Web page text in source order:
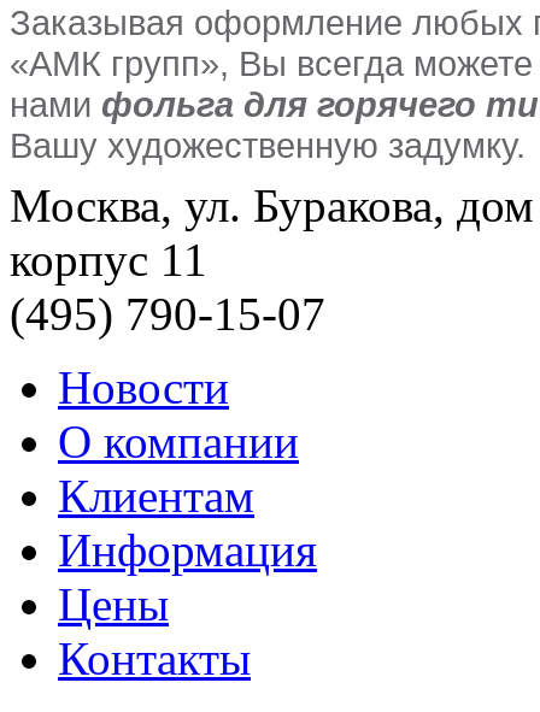
Заказывая оформление любых
«АМК групп», Вы всегда
нами фольга для горячего
Вашу художественную задумку.
Москва, ул. Буракова,
корпус 11
(495) 790-15-07
Новости
О компании
Клиентам
Информация
Цены
Контакты